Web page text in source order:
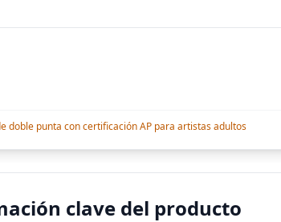
doble punta con certificación AP para artistas adultos
clave del producto